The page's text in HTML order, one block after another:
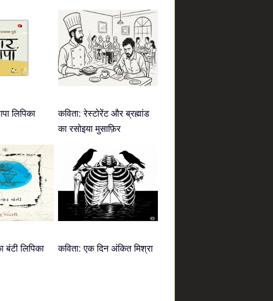
लिपिका
कविता: रेस्टोरेंट और ब्रह्मांड
का रसोइया मुसाफ़िर
बंटी लिपिका कविता: एक दिन अंकित मिश्रा